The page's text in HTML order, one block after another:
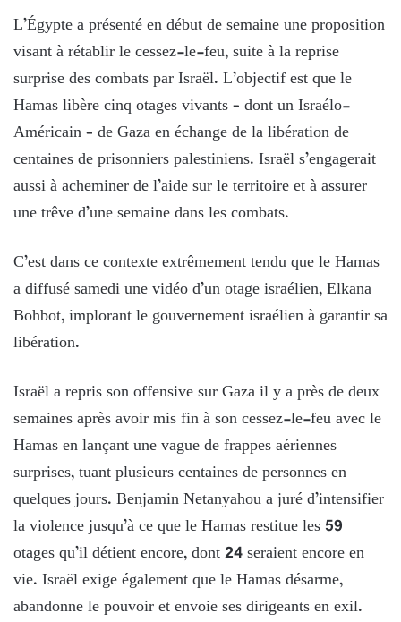
L’Égypte a présenté en début de semaine une proposition
visant à rétablir le cessez-le-feu, suite à la reprise
surprise des combats par Israël. L’objectif est que le
Hamas libère cinq otages vivants – dont un Israélo-
Américain – de Gaza en échange de la libération de
centaines de prisonniers palestiniens. Israël s’engagerait
aussi à acheminer de l’aide sur le territoire et à assurer
une trêve d’une semaine dans les combats.
C’est dans ce contexte extrêmement tendu que le Hamas
a diffusé samedi une vidéo d’un otage israélien, Elkana
Bohbot, implorant le gouvernement israélien à garantir sa
libération.
Israël a repris son offensive sur Gaza il y a près de deux
semaines après avoir mis fin à son cessez-le-feu avec le
Hamas en lançant une vague de frappes aériennes
surprises, tuant plusieurs centaines de personnes en
quelques jours. Benjamin Netanyahou a juré d’intensifier
la violence jusqu’à ce que le Hamas restitue les 59
otages qu’il détient encore, dont 24 seraient encore en
vie. Israël exige également que le Hamas désarme,
abandonne le pouvoir et envoie ses dirigeants en exil.